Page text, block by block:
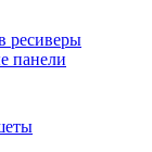
оборудование
валют
банкнот
ресиверы
панели